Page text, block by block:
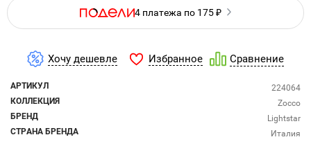
4 платежа по 175 ₽
Хочу дешевле Избранное Сравнение
АРТИКУЛ
224064
КОЛЛЕКЦИЯ
Zocco
БРЕНД
Lightstar
СТРАНА БРЕНДА
Италия